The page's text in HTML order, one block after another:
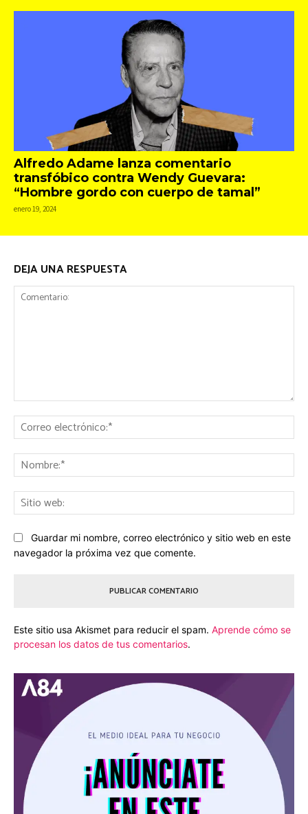
Alfredo Adame lanza comentario
transfóbico contra Wendy Guevara:
“Hombre gordo con cuerpo de tamal”
enero 19, 2024
DEJA UNA RESPUESTA
Guardar mi nombre, correo electrónico y sitio web en este
navegador la próxima vez que comente.
Este sitio usa Akismet para reducir el spam. Aprende cómo se
procesan los datos de tus comentarios.